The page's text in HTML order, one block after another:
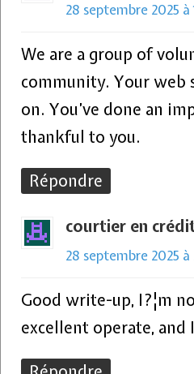
28 septembre 2025 à
We are a group of
community. Your
on. You’ve done an
thankful to you.
Répondre
courtier en
28 septembre 2025 à
Good write-up, I?¦m
excellent operate,